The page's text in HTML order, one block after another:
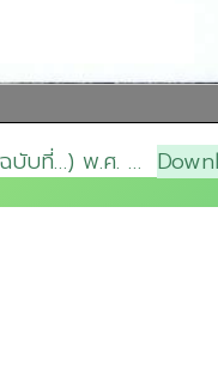
ฉบับที่…) พ.ศ. …